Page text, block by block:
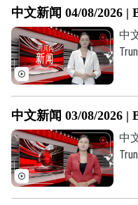
Chuyên mục
Thời sự
Hà Nội
Chính trị
Hà Nội
Thế giới
中文新闻 04/08/2026 |
中
中文新闻 03/08/2026 |
中